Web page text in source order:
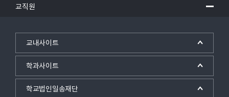
교직원
교내사이트
학과사이트
학교법인일송재단